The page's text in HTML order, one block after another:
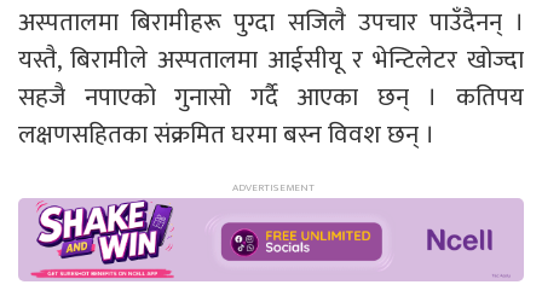
अस्पतालमा बिरामीहरू पुग्दा सजिलै उपचार पाउँदैनन् ।
यस्तै, बिरामीले अस्पतालमा आईसीयू र भेन्टिलेटर खोज्दा
सहजै नपाएको गुनासो गर्दै आएका छन् । कतिपय
लक्षणसहितका संक्रमित घरमा बस्न विवश छन् ।